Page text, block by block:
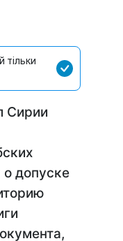
тільки
Сирии
о допуске